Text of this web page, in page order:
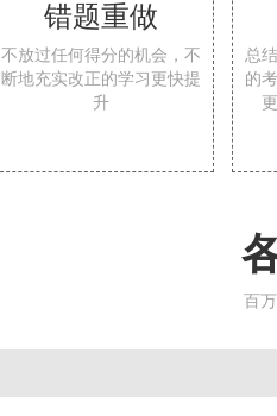
错题重做
不放过任何得分的机会，不
断地充实改正的学习更快提
升
总
的
百